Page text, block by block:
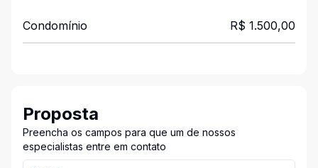
Condomínio R$ 1.500,00
Proposta
Preencha os campos para que um de nossos
especialistas entre em contato